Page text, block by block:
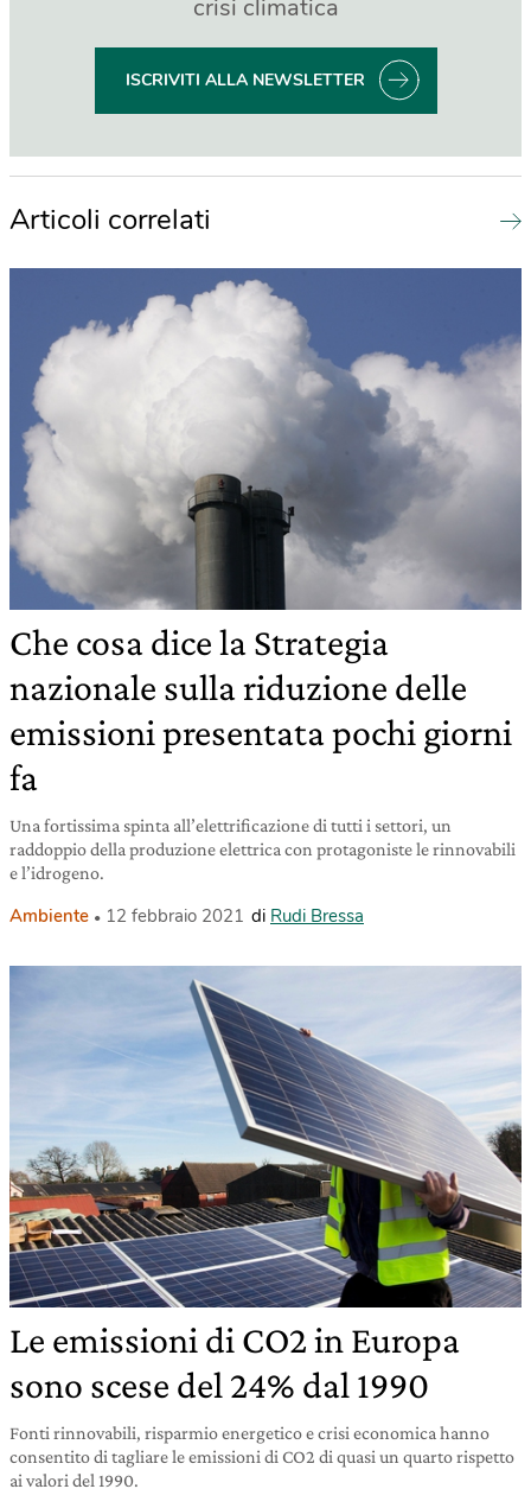
crisi climatica
ISCRIVITI ALLA NEWSLETTER
Articoli correlati
Che cosa dice la Strategia
nazionale sulla riduzione delle
emissioni presentata pochi giorni
fa
Una fortissima spinta all’elettrificazione di tutti i settori, un
raddoppio della produzione elettrica con protagoniste le rinnovabili
e l’idrogeno.
Ambiente 12 febbraio 2021 di Rudi Bressa
Le emissioni di CO2 in Europa
sono scese del 24% dal 1990
Fonti rinnovabili, risparmio energetico e crisi economica hanno
consentito di tagliare le emissioni di CO2 di quasi un quarto rispetto
ai valori del 1990.